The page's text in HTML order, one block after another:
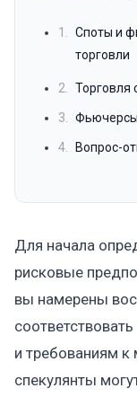
1.
Споты и
торговли
2. Торговля
3.
4. Вопрос-
Для начала
рисковые
вы намерены
и требованиям
спекулянты